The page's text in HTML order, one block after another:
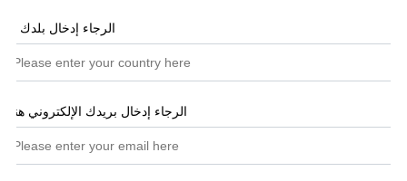
الرجاء إدخال بلدك هنا
الرجاء إدخال بريدك الإلكتروني هنا